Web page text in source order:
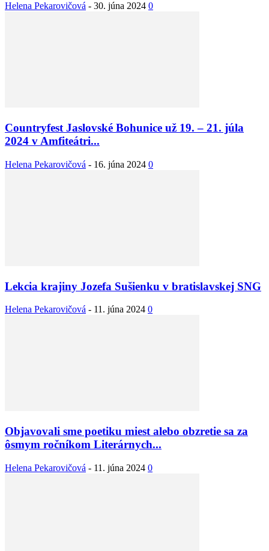
Helena Pekarovičová - 30. júna 2024 0
Countryfest Jaslovské Bohunice už 19. – 21. júla
2024 v Amfiteátri...
Helena Pekarovičová - 16. júna 2024 0
Lekcia krajiny Jozefa Sušienku v bratislavskej SNG
Helena Pekarovičová - 11. júna 2024 0
Objavovali sme poetiku miest alebo obzretie sa za
ôsmym ročníkom Literárnych...
Helena Pekarovičová - 11. júna 2024 0